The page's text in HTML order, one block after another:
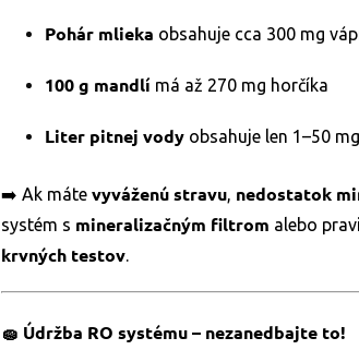
Pohár mlieka obsahuje cca 300 mg
100 g mandlí má až 270 mg horčíka
Liter pitnej vody obsahuje len 1–50
➡️ Ak máte vyváženú stravu, nedostatok
systém s mineralizačným filtrom alebo
krvných testov.
🧽 Údržba RO systému – nezanedbajte to!